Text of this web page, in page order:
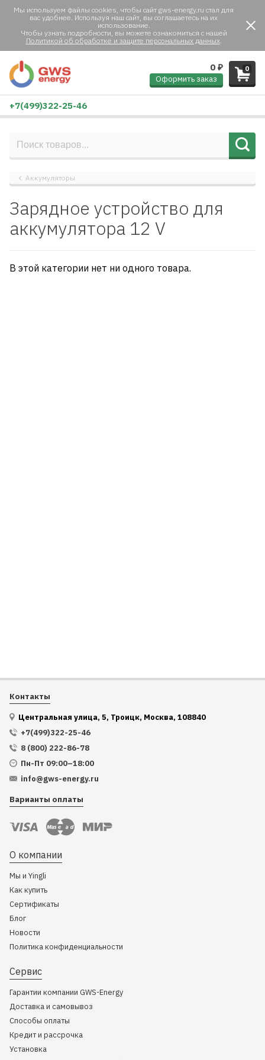
Мы используем файлы cookies, чтобы сайт gws-energy.ru стал для
вас удобнее. Используя наш сайт, вы соглашаетесь на их
использование.
Чтобы узнать подробности, вы можете ознакомиться с нашей
Политикой об обработке и защите персональных данных.
0
0 ₽
Оформить заказ
+7(499)322-25-46
Аккумуляторы
Зарядное устройство для
аккумулятора 12 V
В этой категории нет ни одного товара.
Контакты
Центральная улица, 5, Троицк, Москва, 108840
+7(499)322-25-46
8 (800) 222-86-78
Пн-Пт 09:00–18:00
info@gws-energy.ru
Варианты оплаты
О компании
Мы и Yingli
Как купить
Сертификаты
Блог
Новости
Политика конфиденциальности
Сервис
Гарантии компании GWS-Energy
Доставка и самовывоз
Способы оплаты
Кредит и рассрочка
Установка